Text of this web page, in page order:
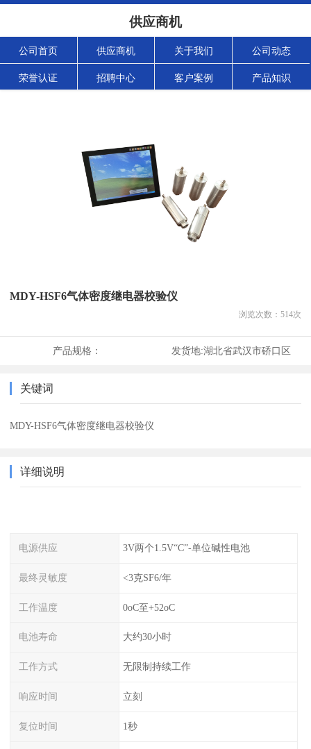
供应商机
公司首页 供应商机 关于我们 公司动态
荣誉认证 招聘中心 客户案例 产品知识
MDY-HSF6气体密度继电器校验仪
浏览次数： 514次
产品规格： 发货地:湖北省武汉市硚口区
关键词
MDY-HSF6气体密度继电器校验仪
详细说明
电源供应 3V两个1.5V“C”-单位碱性电池
最终灵敏度 <3克SF6/年
工作温度 0oC至+52oC
电池寿命 大约30小时
工作方式 无限制持续工作
响应时间 立刻
复位时间 1秒